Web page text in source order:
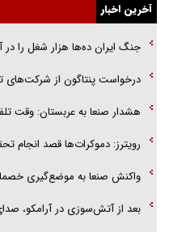
راننده مست به قانون می‌خندد
همه آقای دوربینی شده‌ایم!
قصه ناتمام سرویس مدارس
آیا مقاومت فلسطین خلع‌سلاح
آخرین اخبار
جنگ ایران ده‌ها هزار شغل را در
درخواست پنتاگون از شرکت‌های
هشدار صنعا به عربستان: وقت
رویترز: دموکرات‌ها قصد انجام
واکنش صنعا به موضع‌گیری
بعد از آتش‌سوزی در آرامکو،